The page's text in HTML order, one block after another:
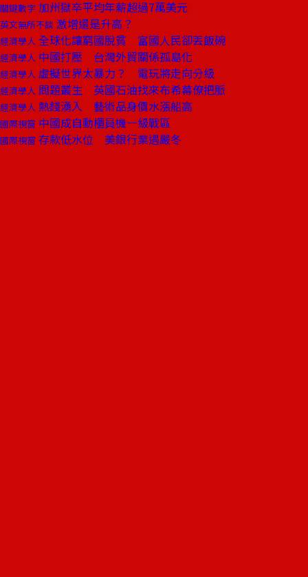
關鍵數字 加州獄卒平均年薪超過7萬美元
英文無所不談 激增還是升高？
經濟學人 全球化讓窮國脫貧 富國人民卻丟飯碗
經濟學人 中國打壓 台灣外貿關係孤島化
經濟學人 虛擬世界太暴力？ 電玩將走向分級
經濟學人 問題叢生 英國石油找來布希幕僚把脈
經濟學人 熱錢湧入 藝術品身價水漲船高
國際視窗 中國成自動櫃員機一級戰區
國際視窗 存款低水位 美銀行業遇嚴冬